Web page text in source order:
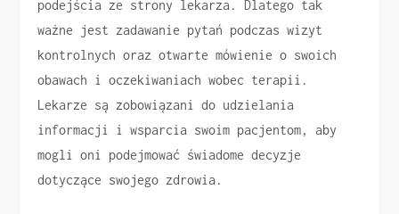
podejścia ze strony lekarza. Dlatego tak
ważne jest zadawanie pytań podczas wizyt
kontrolnych oraz otwarte mówienie o swoich
obawach i oczekiwaniach wobec terapii.
Lekarze są zobowiązani do udzielania
informacji i wsparcia swoim pacjentom, aby
mogli oni podejmować świadome decyzje
dotyczące swojego zdrowia.